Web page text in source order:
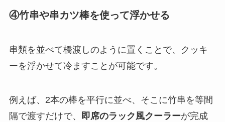
④竹串や串カツ棒を使って浮かせる
串類を並べて橋渡しのように置くことで、クッキ
ーを浮かせて冷ますことが可能です。
例えば、2本の棒を平行に並べ、そこに竹串を等間
隔で渡すだけで、 即席のラック風クーラーが完成